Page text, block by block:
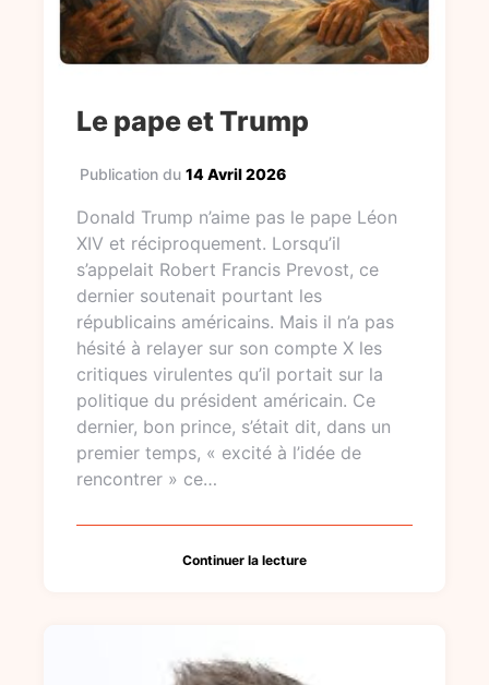
Le pape et Trump
Publication du 14 Avril 2026
Donald Trump n’aime pas le pape Léon
XIV et réciproquement. Lorsqu’il
s’appelait Robert Francis Prevost, ce
dernier soutenait pourtant les
républicains américains. Mais il n’a pas
hésité à relayer sur son compte X les
critiques virulentes qu’il portait sur la
politique du président américain. Ce
dernier, bon prince, s’était dit, dans un
premier temps, « excité à l’idée de
rencontrer » ce…
Continuer la lecture